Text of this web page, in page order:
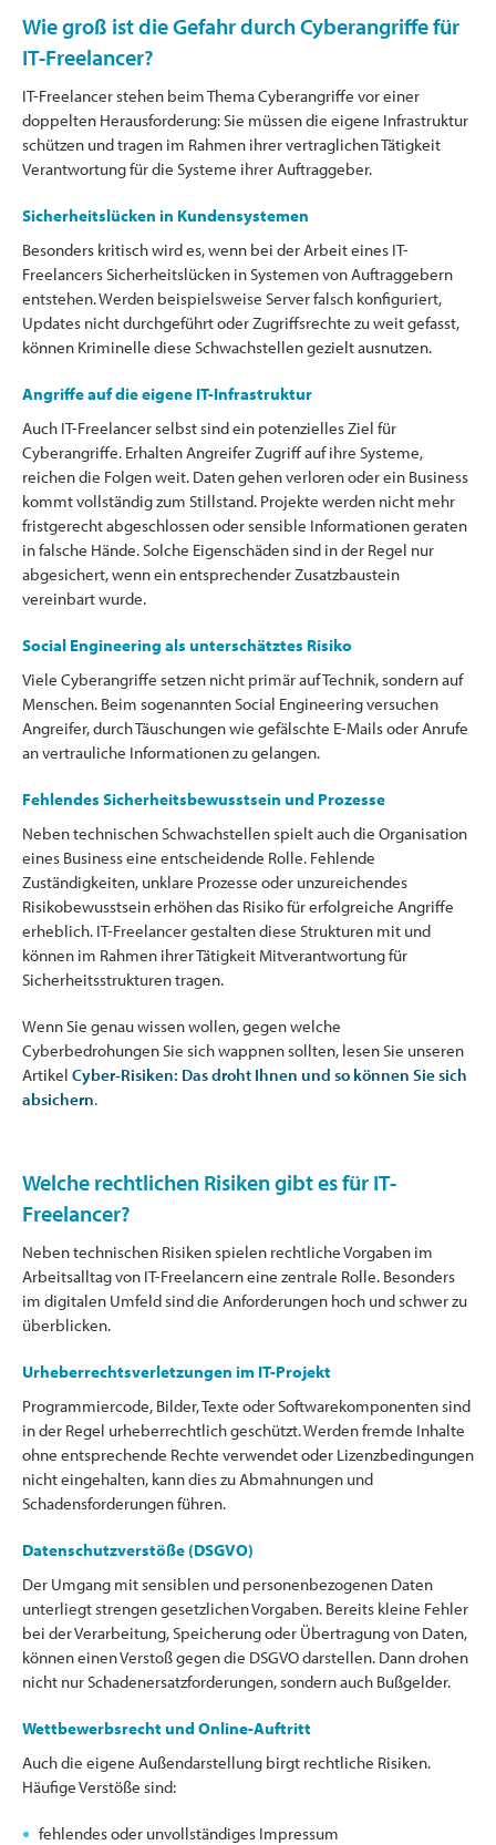
Wie groß ist die Gefahr durch Cyberangriffe für
IT-Freelancer?
IT-Freelancer stehen beim Thema Cyberangriffe vor einer
doppelten Herausforderung: Sie müssen die eigene Infrastruktur
schützen und tragen im Rahmen ihrer vertraglichen Tätigkeit
Verantwortung für die Systeme ihrer Auftraggeber.
Sicherheitslücken in Kundensystemen
Besonders kritisch wird es, wenn bei der Arbeit eines IT-
Freelancers Sicherheitslücken in Systemen von Auftraggebern
entstehen. Werden beispielsweise Server falsch konfiguriert,
Updates nicht durchgeführt oder Zugriffsrechte zu weit gefasst,
können Kriminelle diese Schwachstellen gezielt ausnutzen.
Angriffe auf die eigene IT-Infrastruktur
Auch IT-Freelancer selbst sind ein potenzielles Ziel für
Cyberangriffe. Erhalten Angreifer Zugriff auf ihre Systeme,
reichen die Folgen weit. Daten gehen verloren oder ein Business
kommt vollständig zum Stillstand. Projekte werden nicht mehr
fristgerecht abgeschlossen oder sensible Informationen geraten
in falsche Hände. Solche Eigenschäden sind in der Regel nur
abgesichert, wenn ein entsprechender Zusatzbaustein
vereinbart wurde.
Social Engineering als unterschätztes Risiko
Viele Cyberangriffe setzen nicht primär auf Technik, sondern auf
Menschen. Beim sogenannten Social Engineering versuchen
Angreifer, durch Täuschungen wie gefälschte E-Mails oder Anrufe
an vertrauliche Informationen zu gelangen.
Fehlendes Sicherheitsbewusstsein und Prozesse
Neben technischen Schwachstellen spielt auch die Organisation
eines Business eine entscheidende Rolle. Fehlende
Zuständigkeiten, unklare Prozesse oder unzureichendes
Risikobewusstsein erhöhen das Risiko für erfolgreiche Angriffe
erheblich. IT-Freelancer gestalten diese Strukturen mit und
können im Rahmen ihrer Tätigkeit Mitverantwortung für
Sicherheitsstrukturen tragen.
Wenn Sie genau wissen wollen, gegen welche
Cyberbedrohungen Sie sich wappnen sollten, lesen Sie unseren
Artikel Cyber-Risiken: Das droht Ihnen und so können Sie sich
absichern.
Welche rechtlichen Risiken gibt es für IT-
Freelancer?
Neben technischen Risiken spielen rechtliche Vorgaben im
Arbeitsalltag von IT-Freelancern eine zentrale Rolle. Besonders
im digitalen Umfeld sind die Anforderungen hoch und schwer zu
überblicken.
Urheberrechtsverletzungen im IT-Projekt
Programmiercode, Bilder, Texte oder Softwarekomponenten sind
in der Regel urheberrechtlich geschützt. Werden fremde Inhalte
ohne entsprechende Rechte verwendet oder Lizenzbedingungen
nicht eingehalten, kann dies zu Abmahnungen und
Schadensforderungen führen.
Datenschutzverstöße (DSGVO)
Der Umgang mit sensiblen und personenbezogenen Daten
unterliegt strengen gesetzlichen Vorgaben. Bereits kleine Fehler
bei der Verarbeitung, Speicherung oder Übertragung von Daten,
können einen Verstoß gegen die DSGVO darstellen. Dann drohen
nicht nur Schadenersatzforderungen, sondern auch Bußgelder.
Wettbewerbsrecht und Online-Auftritt
Auch die eigene Außendarstellung birgt rechtliche Risiken.
Häufige Verstöße sind:
fehlendes oder unvollständiges Impressum